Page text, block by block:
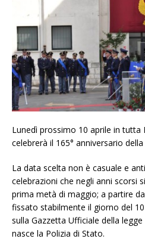
Lunedì prossimo 10 aprile in tutta
celebrerà il 165° anniversario
La data scelta non è casuale e
celebrazioni che negli anni scorsi
prima metà di maggio; a partire
fissato stabilmente il giorno del
sulla Gazzetta Ufficiale della
nasce la Polizia di Stato.